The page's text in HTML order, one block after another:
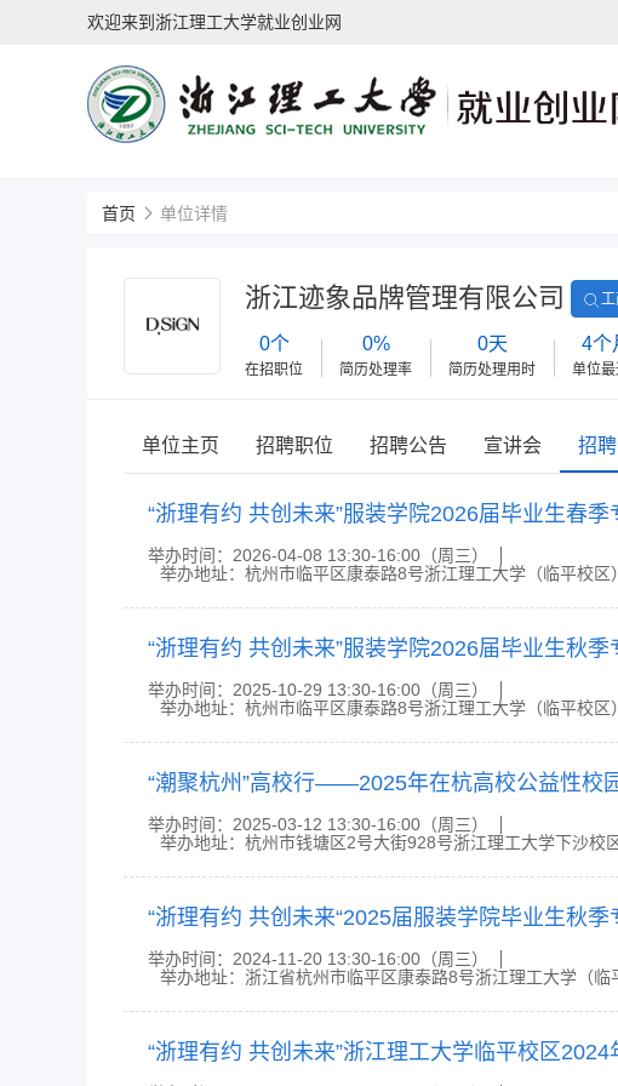
欢迎来到浙江理工大学就业创业网
首页 单位详情
浙江迹象品牌管理有限公司
0个
在招职位
0%
简历处理率
0天
简历处理用时
4个
单位
单位主页 招聘职位 招聘公告 宣讲会 招
举办时间：2026-04-08 13:30-16:00（周三）
举办地址：杭州市临平区康泰路8号浙江理工大学（临平校区
举办时间：2025-10-29 13:30-16:00（周三）
举办地址：杭州市临平区康泰路8号浙江理工大学（临平校区
举办时间：2025-03-12 13:30-16:00（周三）
举办地址：杭州市钱塘区2号大街928号浙江理工大学下沙校
举办时间：2024-11-20 13:30-16:00（周三）
举办地址：浙江省杭州市临平区康泰路8号浙江理工大学（